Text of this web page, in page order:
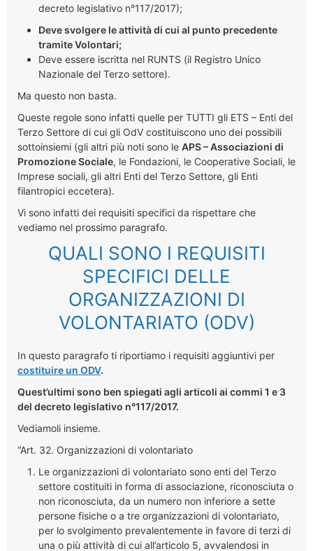
decreto legislativo n°117/2017);
Deve svolgere le attività di cui al punto precedente
tramite Volontari;
Deve essere iscritta nel RUNTS (il Registro Unico
Nazionale del Terzo settore).
Ma questo non basta.
Queste regole sono infatti quelle per TUTTI gli ETS – Enti del
Terzo Settore di cui gli OdV costituiscono uno dei possibili
sottoinsiemi (gli altri più noti sono le APS – Associazioni di
Promozione Sociale, le Fondazioni, le Cooperative Sociali, le
Imprese sociali, gli altri Enti del Terzo Settore, gli Enti
filantropici eccetera).
Vi sono infatti dei requisiti specifici da rispettare che
vediamo nel prossimo paragrafo.
QUALI SONO I REQUISITI
SPECIFICI DELLE
ORGANIZZAZIONI DI
VOLONTARIATO (ODV)
In questo paragrafo ti riportiamo i requisiti aggiuntivi per
costituire un ODV.
Quest’ultimi sono ben spiegati agli articoli ai commi 1 e 3
del decreto legislativo n°117/2017.
Vediamoli insieme.
“Art. 32. Organizzazioni di volontariato
Le organizzazioni di volontariato sono enti del Terzo
settore costituiti in forma di associazione, riconosciuta o
non riconosciuta, da un numero non inferiore a sette
persone fisiche o a tre organizzazioni di volontariato,
per lo svolgimento prevalentemente in favore di terzi di
una o più attività di cui all’articolo 5, avvalendosi in